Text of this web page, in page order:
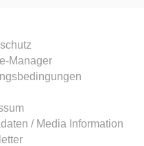
Manager
/ Media Information